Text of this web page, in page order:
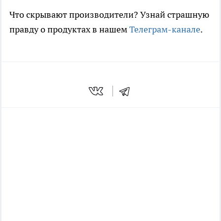
Что скрывают производители? Узнай страшную
правду о продуктах в нашемТелеграм-канале.